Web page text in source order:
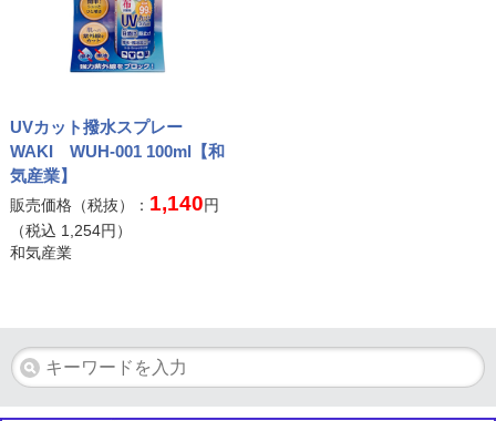
UVカット撥水スプレー
WAKI WUH-001 100ml【和
気産業】
販売価格（税抜）： 1,140円
（税込 1,254円）
和気産業